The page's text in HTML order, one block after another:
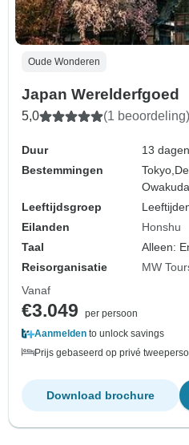
Oude Wonderen
Japan Werelderfgoed
5,0 (1 beoordeling)
Duur
13 dagen
Bestemmingen
Tokyo,
Leeftijdsgroep
Eilanden
Honshu
Taal
Alleen:
Reisorganisatie
MW
Vanaf
€3.049
per persoon
Aanmelden to unlock savings
Prijs gebaseerd op privé
Download brochure